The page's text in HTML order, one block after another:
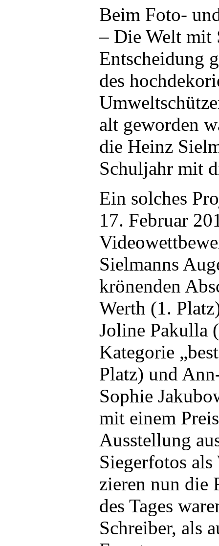
Beim Foto-
– Die Welt mit
Entscheidung
des
alt geworden
die Heinz
Schuljahr mit
Ein solches
17. Februar
Sielmanns
krönenden
Werth (1.
Joline Pakulla
Kategorie
Platz) und
Sophie
mit einem
Ausstellung
Siegerfotos
zieren nun die
des Tages
Schreiber, als